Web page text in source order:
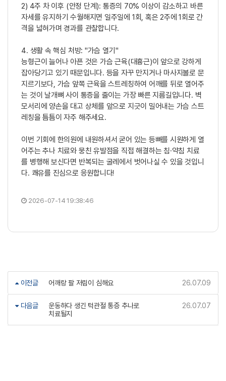
2) 4주 차 이후 (안정 단계): 통증의 70% 이상이 감소하고 바른
자세를 유지하기 수월해지면 일주일에 1회, 혹은 2주에 1회로 간
격을 넓혀가며 경과를 관찰합니다.
4. 생활 속 핵심 처방: "가슴 열기"
능형근이 늘어나 아픈 것은 가슴 근육(대흉근)이 앞으로 강하게
잡아당기고 있기 때문입니다. 등을 자꾸 만지거나 마사지볼로 문
지르기보다, 가슴 앞쪽 근육을 스트레칭하여 어깨를 뒤로 열어주
는 것이 날개뼈 사이 통증을 줄이는 가장 빠른 지름길입니다. 벽
모서리에 양손을 대고 상체를 앞으로 지긋이 밀어내는 가슴 스트
레칭을 틈틈이 자주 해주세요.
이번 기회에 한의원에 내원하셔서 굳어 있는 등뼈를 시원하게 열
어주는 추나 치료와 뭉친 유발점을 직접 해결하는 침·약침 치료
를 병행해 보신다면 반복되는 굴레에서 벗어나실 수 있을 것입니
다. 쾌유를 진심으로 응원합니다!
2026-07-14 19:38:46
이전글 어깨랑 팔 저림이 심해요 26.07.09
다음글
운동하다 생긴 턱관절 통증 추나로
치료될지
26.07.07